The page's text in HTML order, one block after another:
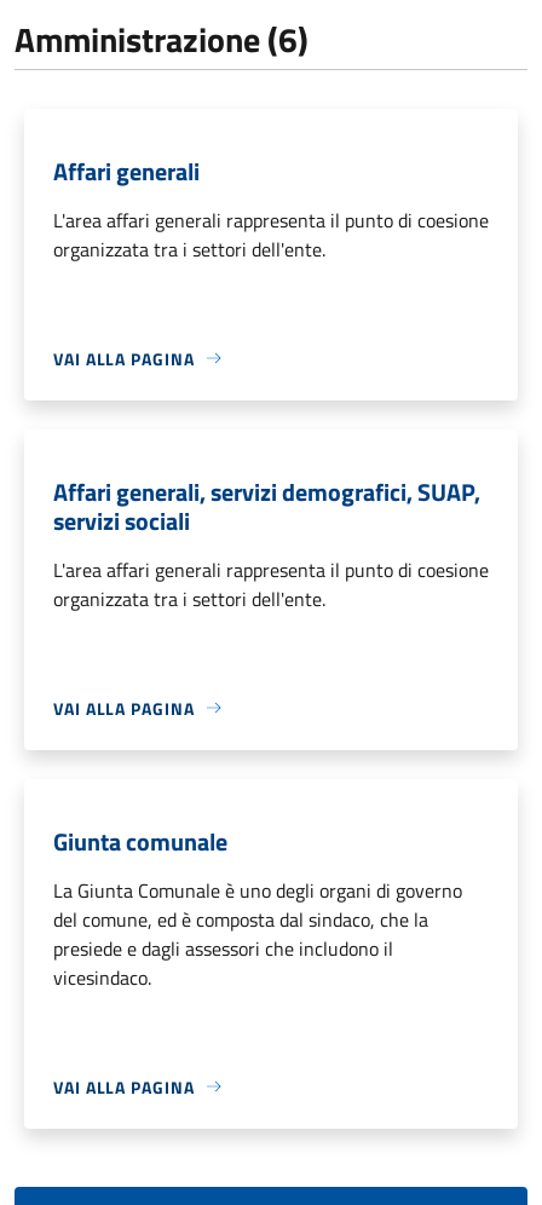
Amministrazione (6)
Affari generali
L'area affari generali rappresenta il punto di coesione
organizzata tra i settori dell'ente.
VAI ALLA PAGINA
Affari generali, servizi demografici, SUAP,
servizi sociali
L'area affari generali rappresenta il punto di coesione
organizzata tra i settori dell'ente.
VAI ALLA PAGINA
Giunta comunale
La Giunta Comunale è uno degli organi di governo
del comune, ed è composta dal sindaco, che la
presiede e dagli assessori che includono il
vicesindaco.
VAI ALLA PAGINA